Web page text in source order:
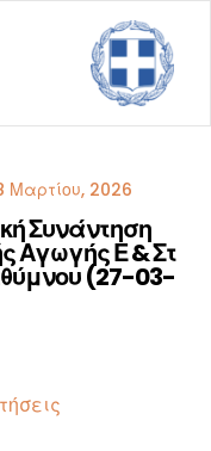
ΔΠΕ
Μαρτίου, 2026
Συνάντηση
Αγωγής Ε & Στ
(27-03-